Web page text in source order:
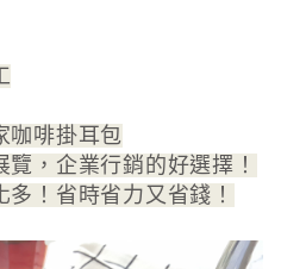
咖啡掛耳包
，企業行銷的好選擇！
！省時省力又省錢！